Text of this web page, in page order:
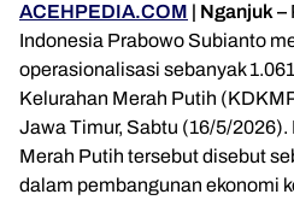
ACEHPEDIA.COM | Nganjuk –
Indonesia Prabowo Subianto
operasionalisasi sebanyak
Kelurahan Merah Putih
Jawa Timur, Sabtu (16/5/
Merah Putih tersebut disebut
dalam pembangunan ekonomi